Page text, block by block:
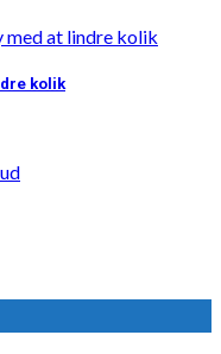
kolik